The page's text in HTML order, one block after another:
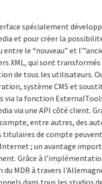
spécialement
et pour créer la
entre le “nouveau” et
XML, qui sont
de tous les utilisateurs.
système CMS et
via la fonction
via une API côté client.
entre autres, des
titulaires de compte
Internet ; un avantage
Grâce à
du MDR à travers
dans tous les studios